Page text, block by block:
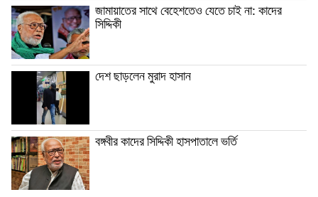
জামায়াতের সাথে বেহেশতেও যেতে চাই না: কাদের
সিদ্দিকী
দেশ ছাড়লেন মুরাদ হাসান
বঙ্গবীর কাদের সিদ্দিকী হাসপাতালে ভর্তি